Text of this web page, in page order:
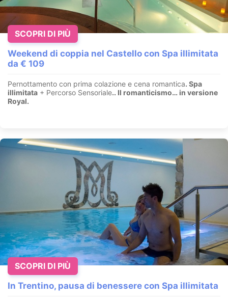
Weekend di coppia nel Castello con Spa illimitata
da € 109
Pernottamento con prima colazione e cena romantica. Spa
illimitata + Percorso Sensoriale.. Il romanticismo… in versione
Royal.
SCOPRI DI PIÙ
In Trentino, pausa di benessere con Spa illimitata
SCOPRI DI PIÙ